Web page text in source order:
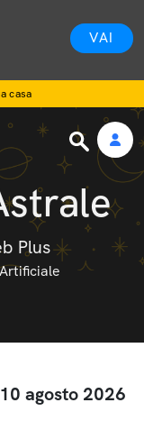
VAI
casa
Plus
agosto 2026